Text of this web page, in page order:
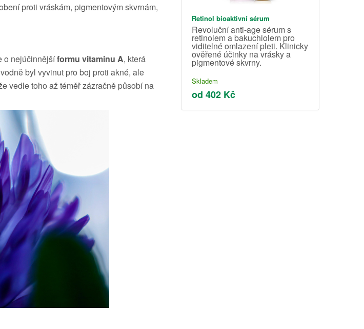
Retinol bioaktivní sérum
Revoluční anti-age sérum s
retinolem a bakuchiolem pro
viditelné omlazení pleti. Klinicky
ověřené účinky na vrásky a
pigmentové skvrny.
Skladem
od 402 Kč
proti vráskám, pigmentovým skvrnám,
o nejúčinnějšíformu vitaminu A, která
byl vyvinut pro boj proti akné, ale
vedle toho až téměř zázračně působí na